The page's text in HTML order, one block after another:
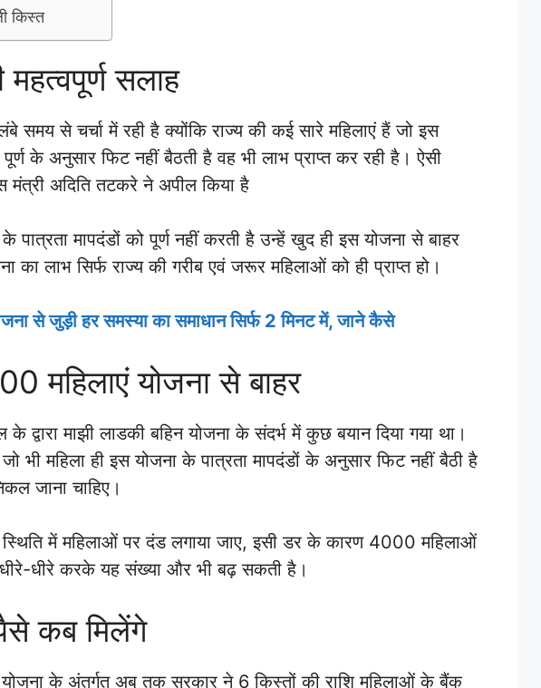
किस्त
सलाह
समय से चर्चा में रही है क्योंकि राज्य की कई सारे महिलाएं हैं जो इस
पूर्ण के अनुसार फिट नहीं बैठती है वह भी लाभ प्राप्त कर रही है। ऐसी
मंत्री अदिति तटकरे ने अपील किया है
पात्रता मापदंडों को पूर्ण नहीं करती है उन्हें खुद ही इस योजना से बाहर
का लाभ सिर्फ राज्य की गरीब एवं जरूर महिलाओं को ही प्राप्त हो।
से जुड़ी हर समस्या का समाधान सिर्फ 2 मिनट में, जाने कैसे
महिलाएं योजना से बाहर
द्वारा माझी लाडकी बहिन योजना के संदर्भ में कुछ बयान दिया गया था।
भी महिला ही इस योजना के पात्रता मापदंडों के अनुसार फिट नहीं बैठी है
जाना चाहिए।
स्थिति में महिलाओं पर दंड लगाया जाए, इसी डर के कारण 4000 महिलाओं
धीरे करके यह संख्या और भी बढ़ सकती है।
कब मिलेंगे
योजना के अंतर्गत अब तक सरकार ने 6 किस्तों की राशि महिलाओं के बैंक